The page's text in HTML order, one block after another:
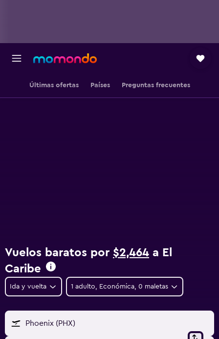
Últimas ofertas Países Preguntas frecuentes
Vuelos baratos por $2,464 a El
Caribe
Ida y vuelta 1 adulto, Económica, 0 maletas
Phoenix (PHX)